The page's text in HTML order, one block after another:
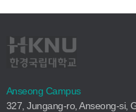
Anseong Campus
327, Jungang-ro, Anseong-si,